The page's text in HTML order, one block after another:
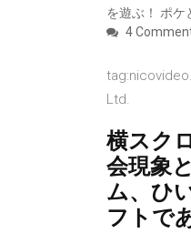
を遊ぶ！ ポケ
4
Ltd.
横スク
会現象
ム、ひ
フトで